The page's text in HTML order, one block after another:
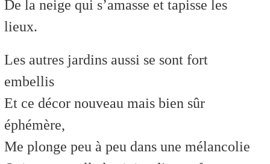
De la neige qui s’amasse et tapisse les
lieux.
Les autres jardins aussi se sont fort
embellis
Et ce décor nouveau mais bien sûr
éphémère,
Me plonge peu à peu dans une mélancolie